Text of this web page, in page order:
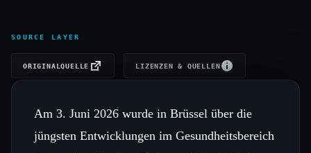
SOURCE LAYER
ORIGINALQUELLE LIZENZEN & QUELLEN
Am 3. Juni 2026 wurde in Brüssel über die
jüngsten Entwicklungen im Gesundheitsbereich